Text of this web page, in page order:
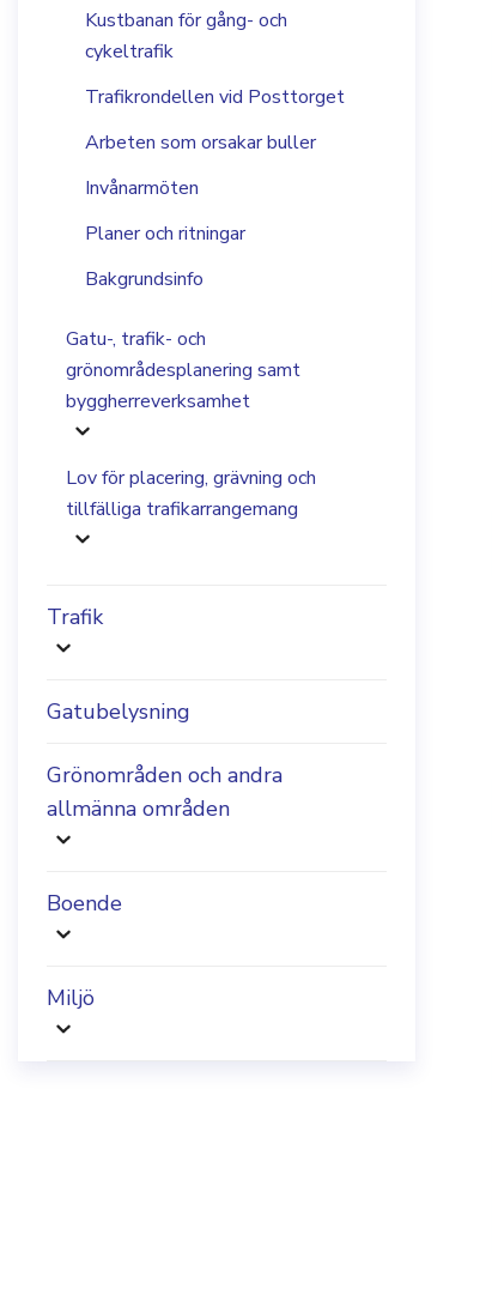
Kustbanan för gång- och
cykeltrafik
Trafikrondellen vid Posttorget
Arbeten som orsakar buller
Invånarmöten
Planer och ritningar
Bakgrundsinfo
Gatu-, trafik- och
grönområdesplanering samt
byggherreverksamhet
Lov för placering, grävning och
tillfälliga trafikarrangemang
Trafik
Gatubelysning
Grönområden och andra
allmänna områden
Boende
Miljö